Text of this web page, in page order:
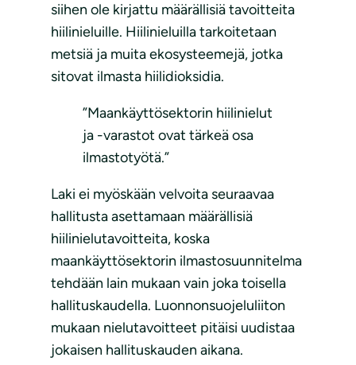
siihen ole kirjattu määrällisiä tavoitteita
hiilinieluille. Hiilinieluilla tarkoitetaan
metsiä ja muita ekosysteemejä, jotka
sitovat ilmasta hiilidioksidia.
”Maankäyttösektorin hiilinielut
ja -varastot ovat tärkeä osa
ilmastotyötä.”
Laki ei myöskään velvoita seuraavaa
hallitusta asettamaan määrällisiä
hiilinielutavoitteita, koska
maankäyttösektorin ilmastosuunnitelma
tehdään lain mukaan vain joka toisella
hallituskaudella. Luonnonsuojeluliiton
mukaan nielutavoitteet pitäisi uudistaa
jokaisen hallituskauden aikana.